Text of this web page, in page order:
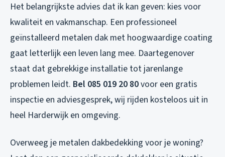
Het belangrijkste advies dat ik kan geven: kies voor
kwaliteit en vakmanschap. Een professioneel
geïnstalleerd metalen dak met hoogwaardige coating
gaat letterlijk een leven lang mee. Daartegenover
staat dat gebrekkige installatie tot jarenlange
problemen leidt. Bel 085 019 20 80voor een gratis
inspectie en adviesgesprek, wij rijden kosteloos uit in
heel Harderwijk en omgeving.
Overweeg je metalen dakbedekking voor je woning?